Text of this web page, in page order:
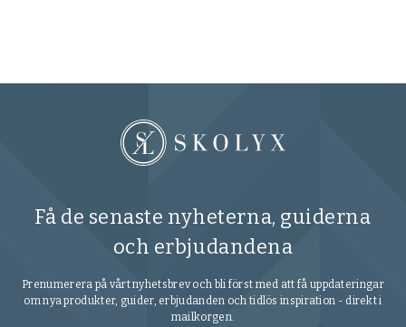
Få de senaste nyheterna, guiderna
och erbjudandena
Prenumerera på vårt nyhetsbrev och bli först med att få uppdateringar
om nya produkter, guider, erbjudanden och tidlös inspiration - direkt i
mailkorgen.